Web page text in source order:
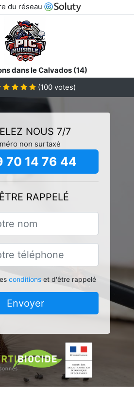
du réseau
dans le Calvados (14)
(100 votes)
NOUS 7/7
non surtaxé
70 14 76 44
RAPPELÉ
conditionset d'être rappelé
Envoyer